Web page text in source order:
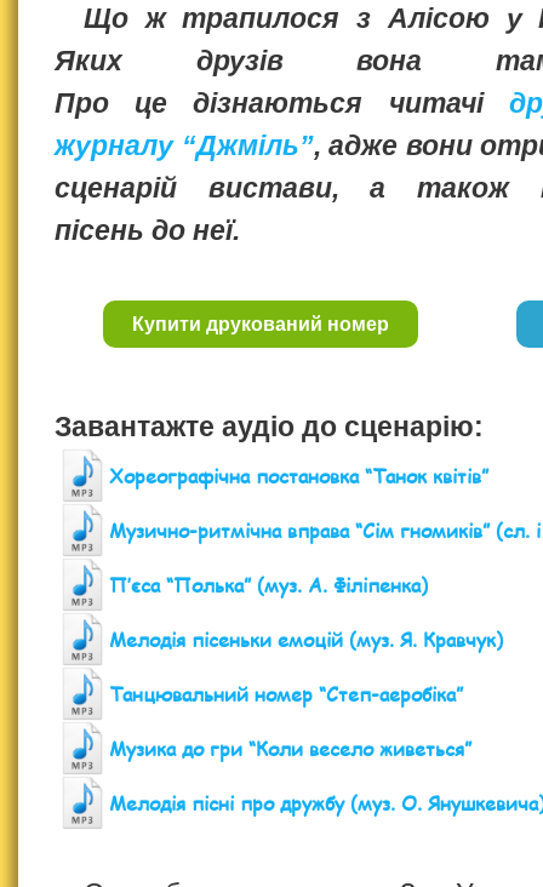
Що ж трапилося з Алісою у
Яких друзів вона
Про це дізнаються читачі
журналу “Джміль”, адже вони
сценарій вистави, а також
пісень до неї.
Купити друкований номер
Завантажте аудіо до сценарію:
Хореографічна постановка “Танок квітів”
Музично-ритмічна вправа “Сім гномиків”
П’єса “Полька” (муз. А. Філіпенка)
Мелодія пісеньки емоцій (муз. Я. Кравчук)
Танцювальний номер “Степ-аеробіка”
Музика до гри “Коли весело живеться”
Мелодія пісні про дружбу (муз. О.